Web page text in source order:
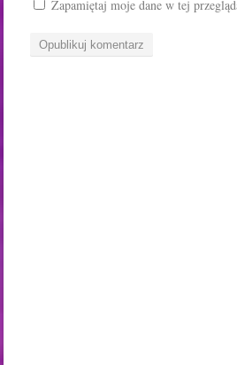
Zapamiętaj moje dane w tej